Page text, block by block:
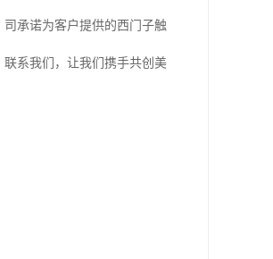
承诺为客户提供的西门子触
系我们，让我们携手共创美